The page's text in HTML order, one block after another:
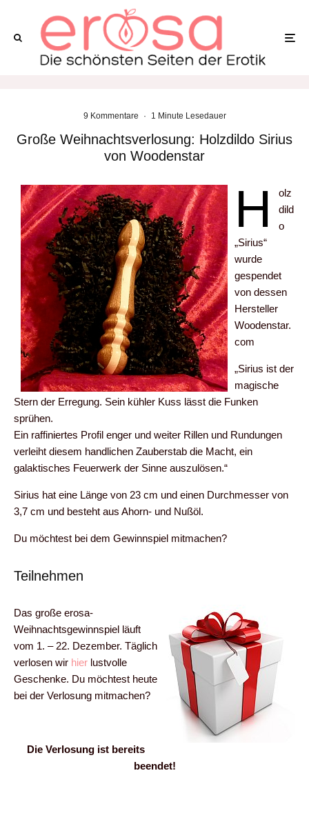
9 Kommentare · 1 Minute Lesedauer
Große Weihnachtsverlosung: Holzdildo Sirius
von Woodenstar
H
olz
dild
o
„Sirius“
wurde
gespendet
von dessen
Hersteller
Woodenstar.
com
„Sirius ist der
magische
Stern der Erregung. Sein kühler Kuss lässt die Funken
sprühen.
Ein raffiniertes Profil enger und weiter Rillen und Rundungen
verleiht diesem handlichen Zauberstab die Macht, ein
galaktisches Feuerwerk der Sinne auszulösen.“
Sirius hat eine Länge von 23 cm und einen Durchmesser von
3,7 cm und besteht aus Ahorn- und Nußöl.
Du möchtest bei dem Gewinnspiel mitmachen?
Teilnehmen
Das große erosa-
Weihnachtsgewinnspiel läuft
vom 1. – 22. Dezember. Täglich
verlosen wir hier lustvolle
Geschenke. Du möchtest heute
bei der Verlosung mitmachen?
Die Verlosung ist bereits
beendet!